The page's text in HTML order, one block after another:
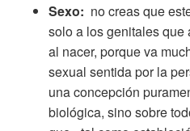
Sexo: no creas que
solo a los genitales que
al nacer, porque va
sexual sentida por la
una concepción
biológica, sino sobre